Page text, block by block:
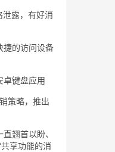
露，有好消
捷的访问设备
卓键盘应用
策略，推出
翘首以盼、
享功能的消